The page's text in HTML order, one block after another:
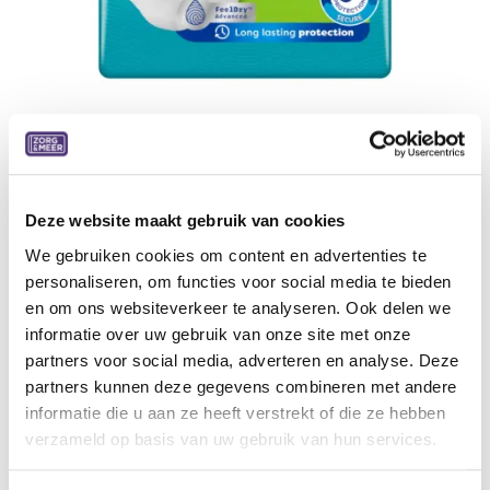
Deze website maakt gebruik van cookies
We gebruiken cookies om content en advertenties te
personaliseren, om functies voor social media te bieden
en om ons websiteverkeer te analyseren. Ook delen we
informatie over uw gebruik van onze site met onze
partners voor social media, adverteren en analyse. Deze
partners kunnen deze gegevens combineren met andere
informatie die u aan ze heeft verstrekt of die ze hebben
verzameld op basis van uw gebruik van hun services.
Tena ProSkin Pants Super 7 dr S
Small, 12 stuks, 4 pakken/doos
25,28 €
Aan winkelmandje toevoegen
Toevoegen aan verlanglijst